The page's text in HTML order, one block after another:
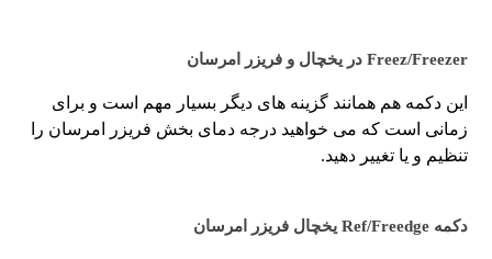
Freez/Freezer در یخچال و فریزر امرسان
این دکمه هم همانند گزینه های دیگر بسیار مهم است و برای
زمانی است که می خواهید درجه دمای بخش فریزر امرسان را
تنظیم و یا تغییر دهید.
دکمه Ref/Freedge یخچال فریزر امرسان